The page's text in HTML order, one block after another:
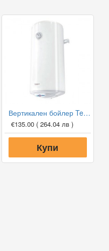
Вертикален бойлер Tesy SimpatEco Slim CTV 503820 B11 TSR
€135.00 ( 264.04 лв )
Купи